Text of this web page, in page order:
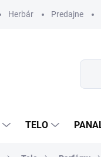
Herbár Predajne
TELO